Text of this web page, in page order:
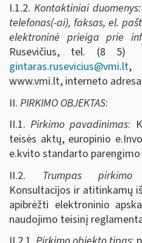
I.1.2. Kontaktiniai
telefonas(-ai), faksas, el.
elektroninė prieiga prie
Rusevičius, tel. (8 5)
gintaras.rusevicius@vmi.lt,
www.vmi.lt, interneto
II. PIRKIMO OBJEKTAS:
II.1.Pirkimo pavadinimas:
teisės aktų, europinio
e.kvito standarto parengimo
II.2. Trumpas
Konsultacijos ir atitinkamų
apibrėžti elektroninio
naudojimo teisinį